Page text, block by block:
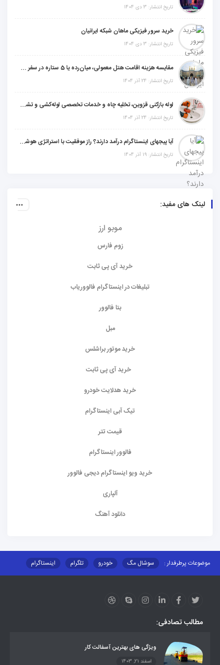
تاریخ انتشار: 3 دی 1404
خرید سرور فیزیکی ماهان شبکه ایرانیان
تاریخ انتشار: 3 دی 1404
مقایسه هزینه اقامت هتل معمولی، میان‌رده یا 5 ستاره در سفر زیارتی عراق
تاریخ انتشار: 24 آذر 1404
لوله بازکنی قزوین، تخلیه چاه و خدمات تخصصی لوله‌کشی و تشخیص ترکیدگی
تاریخ انتشار: 24 آذر 1404
آیا پیجهای اینستاگرام درآمد دارند؟ راز موفقیت با استراتژی هوشمندانه
تاریخ انتشار: 19 آذر 1404
لینک های مفید:
موبو ارز
زوم فارس
خرید آی پی ثابت
تبلیغات در اینستاگرام فالووریاب
بتا فالوور
مبل
خرید موتور براشلس
خرید آی پی ثابت
خرید هدلایت خودرو
تیک آبی اینستاگرام
قیمت تتر
فالوور اینستاگرام
خرید ویو اینستاگرام دیجی فالوور
آلپاری
دانلود آهنگ
موضوعات پرطرفدار : سوشال مگ خودرو تلگرام
اینستاگرام
مطالب تصادفی:
ویژگی های بهترین آسفالت کار
اسفند 21, 1403